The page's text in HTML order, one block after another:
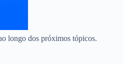
longo dos próximos tópicos.